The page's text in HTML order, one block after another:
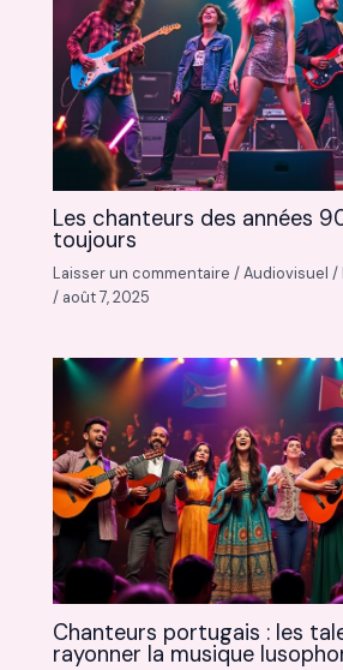
Les chanteurs des années
toujours
Laisser un commentaire /Audiovisuel /
/ août 7, 2025
Chanteurs portugais : les
rayonner la musique